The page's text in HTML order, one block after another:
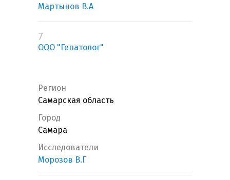
Мартынов В.А
7
ООО "Гепатолог"
Регион
Самарская область
Город
Самара
Исследователи
Морозов В.Г